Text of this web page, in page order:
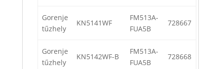
Gorenje
tűzhely
KN5141WF
FM513A-
FUA5B
728667
Gorenje
tűzhely
KN5142WF-B
FM513A-
FUA5B
728668